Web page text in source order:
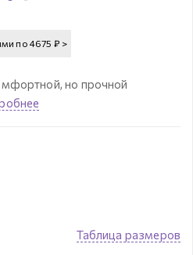
по 4675 ₽ >
но прочной
Таблица размеров